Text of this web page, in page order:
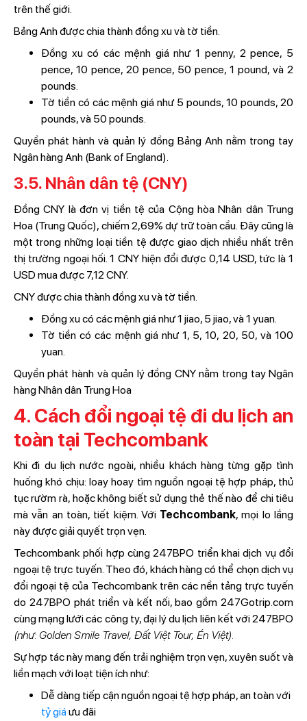
trên thế giới.
Bảng Anh được chia thành đồng xu và tờ tiền.
Đồng xu có các mệnh giá như 1 penny, 2 pence, 5
pence, 10 pence, 20 pence, 50 pence, 1 pound, và 2
pounds.
Tờ tiền có các mệnh giá như 5 pounds, 10 pounds, 20
pounds, và 50 pounds.
Quyền phát hành và quản lý đồng Bảng Anh nằm trong tay
Ngân hàng Anh (Bank of England).
3.5. Nhân dân tệ (CNY)
Đồng CNY là đơn vị tiền tệ của Cộng hòa Nhân dân Trung
Hoa (Trung Quốc), chiếm 2,69% dự trữ toàn cầu. Đây cũng là
một trong những loại tiền tệ được giao dịch nhiều nhất trên
thị trường ngoại hối. 1 CNY hiện đổi được 0,14 USD, tức là 1
USD mua được 7,12 CNY.
CNY được chia thành đồng xu và tờ tiền.
Đồng xu có các mệnh giá như 1 jiao, 5 jiao, và 1 yuan.
Tờ tiền có các mệnh giá như 1, 5, 10, 20, 50, và 100
yuan.
Quyền phát hành và quản lý đồng CNY nằm trong tay Ngân
hàng Nhân dân Trung Hoa
4. Cách đổi ngoại tệ đi du lịch an
toàn tại Techcombank
Khi đi du lịch nước ngoài, nhiều khách hàng từng gặp tình
huống khó chịu: loay hoay tìm nguồn ngoại tệ hợp pháp, thủ
tục rườm rà, hoặc không biết sử dụng thẻ thế nào để chi tiêu
mà vẫn an toàn, tiết kiệm. Với Techcombank, mọi lo lắng
này được giải quyết trọn vẹn.
Techcombank phối hợp cùng 247BPO triển khai dịch vụ đổi
ngoại tệ trực tuyến. Theo đó, khách hàng có thể chọn dịch vụ
đổi ngoại tệ của Techcombank trên các nền tảng trực tuyến
do 247BPO phát triển và kết nối, bao gồm 247Gotrip.com
cùng mạng lưới các công ty, đại lý du lịch liên kết với 247BPO
(như: Golden Smile Travel, Đất Việt Tour, Én Việt).
Sự hợp tác này mang đến trải nghiệm trọn vẹn, xuyên suốt và
liền mạch với loạt tiện ích như:
Dễ dàng tiếp cận nguồn ngoại tệ hợp pháp, an toàn với
tỷ giáưu đãi